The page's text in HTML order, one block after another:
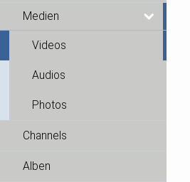
Medien
Videos
Audios
Photos
Channels
Alben